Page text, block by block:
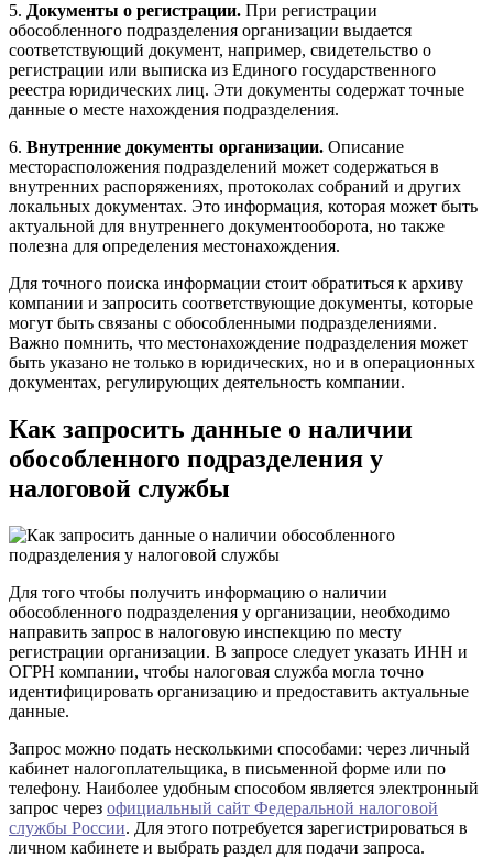
5. Документы о регистрации. При регистрации
обособленного подразделения организации выдается
соответствующий документ, например, свидетельство о
регистрации или выписка из Единого государственного
реестра юридических лиц. Эти документы содержат точные
данные о месте нахождения подразделения.
6. Внутренние документы организации. Описание
месторасположения подразделений может содержаться в
внутренних распоряжениях, протоколах собраний и других
локальных документах. Это информация, которая может быть
актуальной для внутреннего документооборота, но также
полезна для определения местонахождения.
Для точного поиска информации стоит обратиться к архиву
компании и запросить соответствующие документы, которые
могут быть связаны с обособленными подразделениями.
Важно помнить, что местонахождение подразделения может
быть указано не только в юридических, но и в операционных
документах, регулирующих деятельность компании.
Как запросить данные о наличии
обособленного подразделения у
налоговой службы
Для того чтобы получить информацию о наличии
обособленного подразделения у организации, необходимо
направить запрос в налоговую инспекцию по месту
регистрации организации. В запросе следует указать ИНН и
ОГРН компании, чтобы налоговая служба могла точно
идентифицировать организацию и предоставить актуальные
данные.
Запрос можно подать несколькими способами: через личный
кабинет налогоплательщика, в письменной форме или по
телефону. Наиболее удобным способом является электронный
запрос через официальный сайт Федеральной налоговой
службы России. Для этого потребуется зарегистрироваться в
личном кабинете и выбрать раздел для подачи запроса.